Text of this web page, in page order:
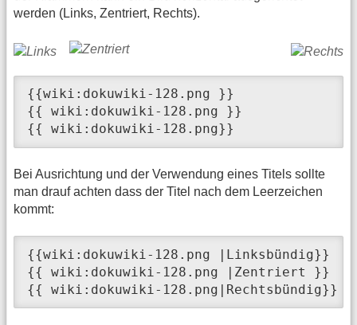
werden (Links, Zentriert, Rechts).
{{wiki:dokuwiki-128.png }}
{{ wiki:dokuwiki-128.png }}
{{ wiki:dokuwiki-128.png}}
Bei Ausrichtung und der Verwendung eines Titels sollte
man drauf achten dass der Titel nach dem Leerzeichen
kommt:
{{wiki:dokuwiki-128.png |Linksbündig}}
{{ wiki:dokuwiki-128.png |Zentriert }}
{{ wiki:dokuwiki-128.png|Rechtsbündig}}